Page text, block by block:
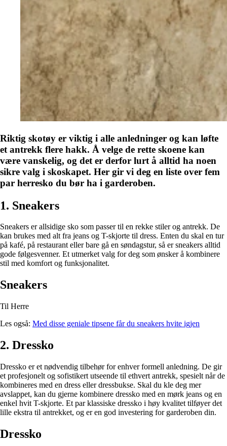
Riktig skotøy er viktig i alle anledninger og kan løfte
et antrekk flere hakk. Å velge de rette skoene kan
være vanskelig, og det er derfor lurt å alltid ha noen
sikre valg i skoskapet. Her gir vi deg en liste over fem
par herresko du bør ha i garderoben.
1. Sneakers
Sneakers er allsidige sko som passer til en rekke stiler og antrekk. De
kan brukes med alt fra jeans og T-skjorte til dress. Enten du skal en tur
på kafé, på restaurant eller bare gå en søndagstur, så er sneakers alltid
gode følgesvenner. Et utmerket valg for deg som ønsker å kombinere
stil med komfort og funksjonalitet.
Sneakers
Til Herre
Les også: Med disse geniale tipsene får du sneakers hvite igjen
2. Dressko
Dressko er et nødvendig tilbehør for enhver formell anledning. De gir
et profesjonelt og sofistikert utseende til ethvert antrekk, spesielt når de
kombineres med en dress eller dressbukse. Skal du kle deg mer
avslappet, kan du gjerne kombinere dressko med en mørk jeans og en
enkel hvit T-skjorte. Et par klassiske dressko i høy kvalitet tilføyer det
lille ekstra til antrekket, og er en god investering for garderoben din.
Dressko